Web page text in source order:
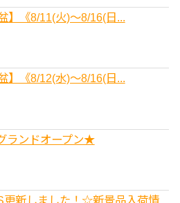
】《8/11(火)～8/16(日...
】《8/12(水)～8/16(日...
ランドオープン★
更新しました！☆新景品入荷情